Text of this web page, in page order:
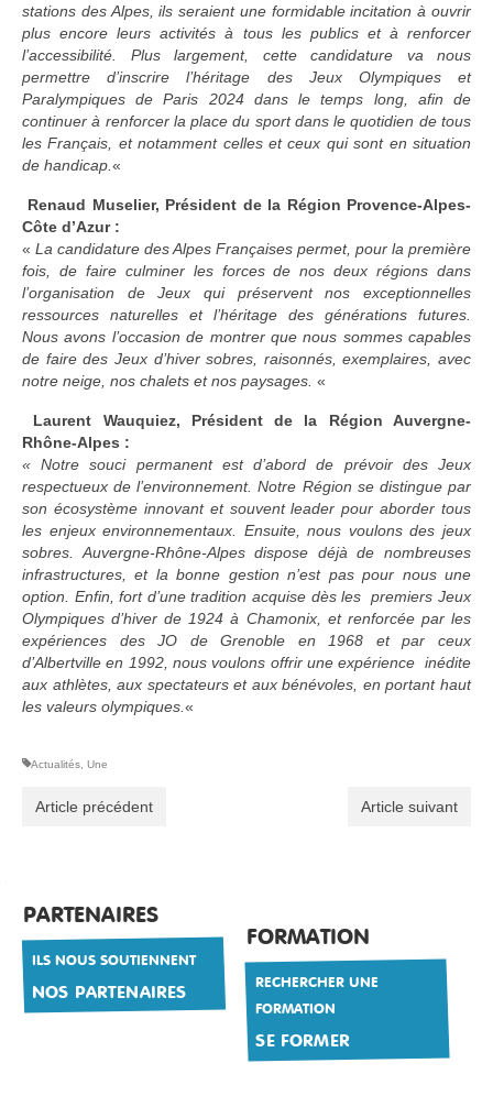
stations des Alpes, ils seraient une formidable incitation à ouvrir
plus encore leurs activités à tous les publics et à renforcer
l’accessibilité. Plus largement, cette candidature va nous
permettre d’inscrire l’héritage des Jeux Olympiques et
Paralympiques de Paris 2024 dans le temps long, afin de
continuer à renforcer la place du sport dans le quotidien de tous
les Français, et notamment celles et ceux qui sont en situation
de handicap. «
Renaud Muselier, Président de la Région Provence-Alpes-
Côte d’Azur :
« La candidature des Alpes Françaises permet, pour la première
fois, de faire culminer les forces de nos deux régions dans
l’organisation de Jeux qui préservent nos exceptionnelles
ressources naturelles et l’héritage des générations futures.
Nous avons l’occasion de montrer que nous sommes capables
de faire des Jeux d’hiver sobres, raisonnés, exemplaires, avec
notre neige, nos chalets et nos paysages. «
Laurent Wauquiez, Président de la Région Auvergne-
Rhône-Alpes :
« Notre souci permanent est d’abord de prévoir des Jeux
respectueux de l’environnement. Notre Région se distingue par
son écosystème innovant et souvent leader pour aborder tous
les enjeux environnementaux. Ensuite, nous voulons des jeux
sobres. Auvergne-Rhône-Alpes dispose déjà de nombreuses
infrastructures, et la bonne gestion n’est pas pour nous une
option. Enfin, fort d’une tradition acquise dès les premiers Jeux
Olympiques d’hiver de 1924 à Chamonix, et renforcée par les
expériences des JO de Grenoble en 1968 et par ceux
d’Albertville en 1992, nous voulons offrir une expérience inédite
aux athlètes, aux spectateurs et aux bénévoles, en portant haut
les valeurs olympiques. «
Actualités Une
Article précédent Article suivant
PARTENAIRES
ILS NOUS SOUTIENNENT
NOS PARTENAIRES
FORMATION
RECHERCHER UNE
FORMATION
SE FORMER